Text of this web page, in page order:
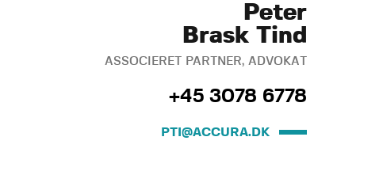
Peter
Brask Tind
ASSOCIERET PARTNER, ADVOKAT
+45 3078 6778
PTI@ACCURA.DK